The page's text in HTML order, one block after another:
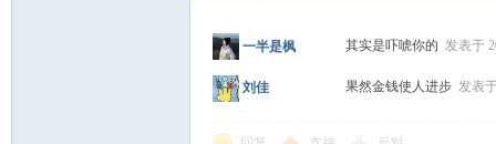
一半是枫 其实是吓唬你的 发表于
刘佳 果然金钱使人进步 发表